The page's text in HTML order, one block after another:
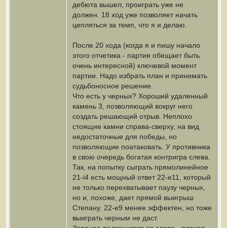
дебюта вышел, проиграть уже не
должен. 18 ход уже позволяет начать
цепляться за темп, что я и делаю.
После 20 хода (когда я и пишу начало
этого отчетика - партия обещает быть
очень интересной) ключевой момент
партии. Надо избрать план и принимать
судьбоносное решение.
Что есть у черных? Хороший удаленный
камень 3, позволяющий вокруг него
создать решающий отрыв. Неплохо
стоящие камни справа-сверху, на вид
недостаточные для победы, но
позволяющие поатаковать. У противника
в свою очередь богатая контригра слева.
Так, на попытку сыграть прямолинейное
21-i4 есть мощный ответ 22-e11, который
не только перехватывает паузу черных,
но и, похоже, дает прямой выигрыш
Степану. 22-e9 менее эффектен, но тоже
выиграть черным не даст.